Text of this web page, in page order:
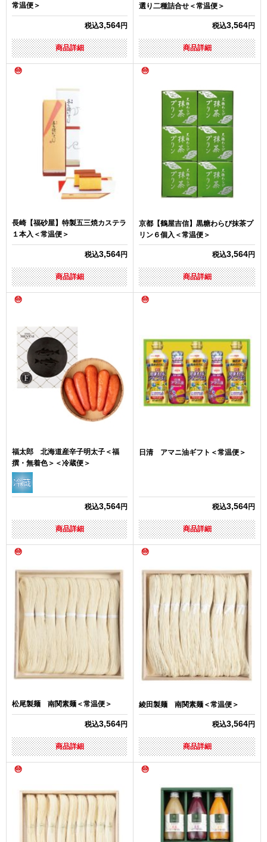
常温便＞
税込3,564円
商品詳細
選り二種詰合せ＜常温便＞
税込3,564円
商品詳細
長崎【福砂屋】特製五三焼カステラ
１本入＜常温便＞
税込3,564円
商品詳細
京都【鶴屋吉信】黒糖わらび抹茶プ
リン６個入＜常温便＞
税込3,564円
商品詳細
福太郎 北海道産辛子明太子＜福
撰・無着色＞＜冷蔵便＞
税込3,564円
商品詳細
日清 アマニ油ギフト＜常温便＞
税込3,564円
商品詳細
松尾製麺 南関素麺＜常温便＞
税込3,564円
商品詳細
綾田製麺 南関素麺＜常温便＞
税込3,564円
商品詳細